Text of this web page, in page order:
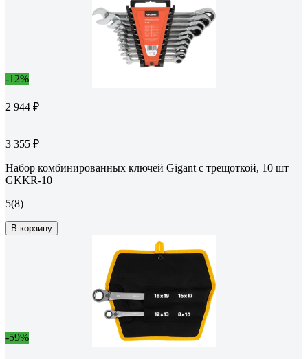
-12%
2 944 ₽
3 355 ₽
Набор комбинированных ключей Gigant с трещоткой, 10 шт
GKKR-10
5(8)
В корзину
-59%